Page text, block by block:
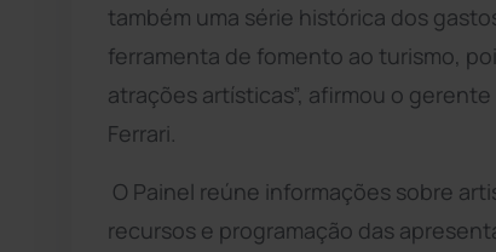
também uma série histórica dos
ferramenta de fomento ao turismo,
atrações artísticas”, afirmou o
Ferrari.
O Painel reúne informações sobre
recursos e programação das